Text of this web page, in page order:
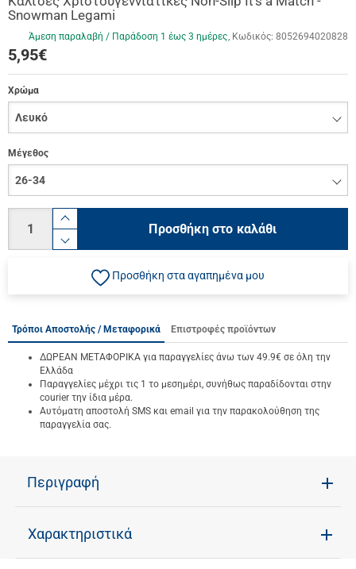
Snowman Legami
Άμεση παραλαβή / Παράδoση 1 έως 3 ημέρες Κωδικός: 8052694020828
5,95€
Χρώμα
Μέγεθος
product.increase.quantity
product.decrease.quantity
Προσθήκη στο καλάθι
Προσθήκη στα αγαπημένα μου
Τρόποι Αποστολής / Μεταφορικά Επιστροφές προϊόντων
ΔΩΡΕΑΝ ΜΕΤΑΦΟΡΙΚΑ για παραγγελίες άνω των 49.9€ σε όλη την
Ελλάδα
Παραγγελίες μέχρι τις 1 το μεσημέρι, συνήθως παραδίδονται στην
courier την ίδια μέρα.
Αυτόματη αποστολή SMS και email για την παρακολούθηση της
παραγγελία σας.
Περιγραφή
Χαρακτηριστικά